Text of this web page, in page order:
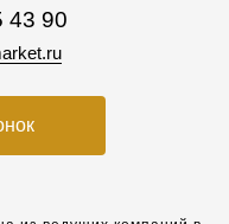
43 90